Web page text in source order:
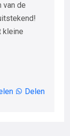
van de
kleine
Delen